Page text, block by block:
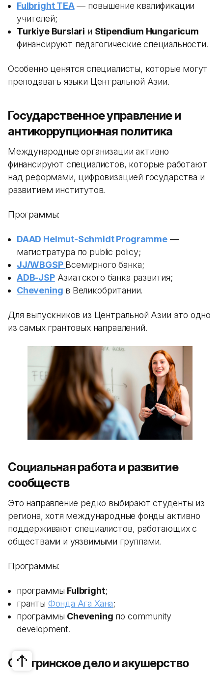
Fulbright TEA— повышение квалификации
учителей;
Turkiye Burslari и Stipendium Hungaricum
финансируют педагогические специальности.
Особенно ценятся специалисты, которые могут
преподавать языки Центральной Азии.
Государственное управление и
антикоррупционная политика
Международные организации активно
финансируют специалистов, которые работают
над реформами, цифровизацией государства и
развитием институтов.
Программы:
DAAD Helmut-Schmidt Programme—
магистратура по public policy;
JJ/WBGSP Всемирного банка;
ADB-JSPАзиатского банка развития;
Chevening в Великобритании.
Для выпускников из Центральной Азии это одно
из самых грантовых направлений.
Социальная работа и развитие
сообществ
Это направление редко выбирают студенты из
региона, хотя международные фонды активно
поддерживают специалистов, работающих с
обществами и уязвимыми группами.
Программы:
программы Fulbright;
гранты Фонда Ага Хана;
программы Chevening по community
development.
Сестринское дело и акушерство